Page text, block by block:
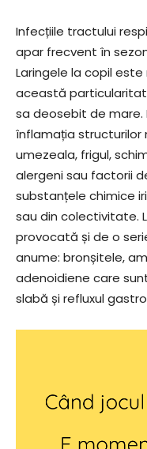
Infecțiile tractului
apar frecvent în
Laringele la copil
această
sa deosebit de
înflamația structurilor
umezeala, frigul,
alergeni sau factorii
substanțele chimice
sau din colectivitate.
provocată și de o
anume: bronșitele,
adenoidiene care
slabă și refluxul